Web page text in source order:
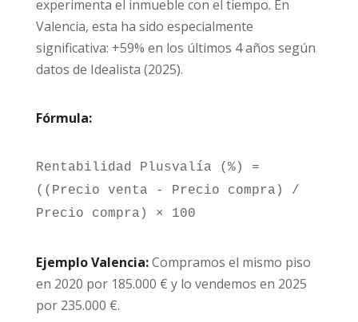
experimenta el inmueble con el tiempo. En
Valencia, esta ha sido especialmente
significativa: +59% en los últimos 4 años según
datos de Idealista (2025).
Fórmula:
Rentabilidad Plusvalía (%) =
((Precio venta - Precio compra) /
Precio compra) × 100
Ejemplo Valencia:Compramos el mismo piso
en 2020 por 185.000 € y lo vendemos en 2025
por 235.000 €.